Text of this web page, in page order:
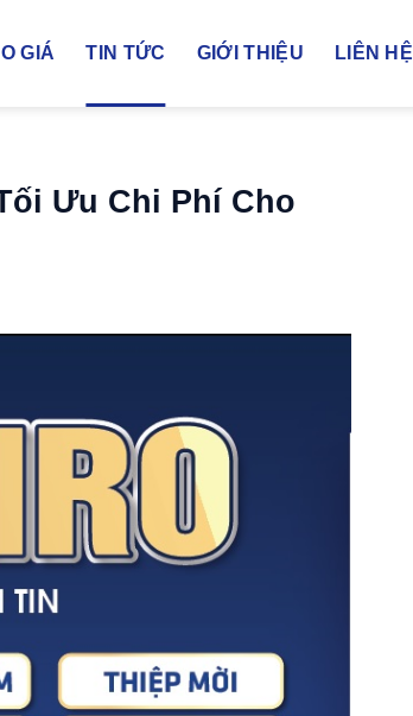
GIÁ TIN TỨC GIỚI THIỆU LIÊN HỆ
Ưu Chi Phí Cho